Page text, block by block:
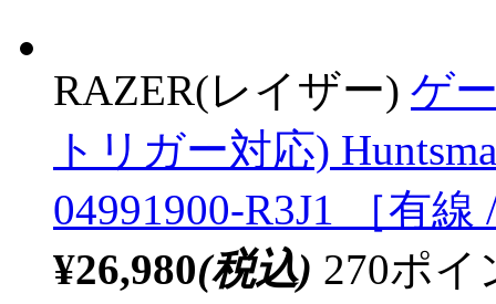
RAZER(レイザー) ゲ
トリガー対応)
04991900-R3J1 ［有
¥26,980(税込) 270ポ